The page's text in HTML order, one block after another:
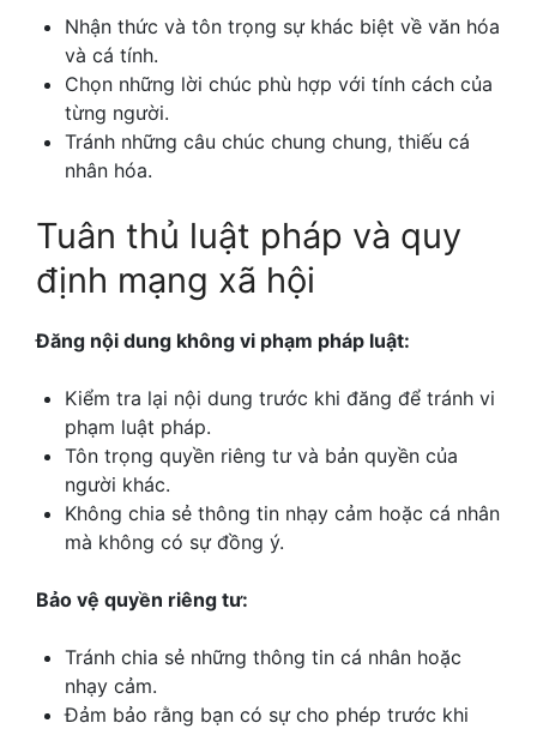
Nhận thức và tôn trọng sự khác biệt về văn hóa
và cá tính.
Chọn những lời chúc phù hợp với tính cách của
từng người.
Tránh những câu chúc chung chung, thiếu cá
nhân hóa.
Tuân thủ luật pháp và quy
định mạng xã hội
Đăng nội dung không vi phạm pháp luật:
Kiểm tra lại nội dung trước khi đăng để tránh vi
phạm luật pháp.
Tôn trọng quyền riêng tư và bản quyền của
người khác.
Không chia sẻ thông tin nhạy cảm hoặc cá nhân
mà không có sự đồng ý.
Bảo vệ quyền riêng tư:
Tránh chia sẻ những thông tin cá nhân hoặc
nhạy cảm.
Đảm bảo rằng bạn có sự cho phép trước khi